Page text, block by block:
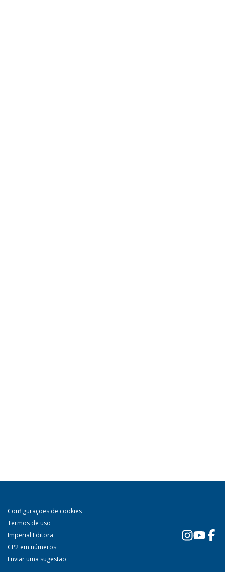
Configurações de cookies
Termos de uso
Imperial Editora
CP2 em números
Enviar uma sugestão